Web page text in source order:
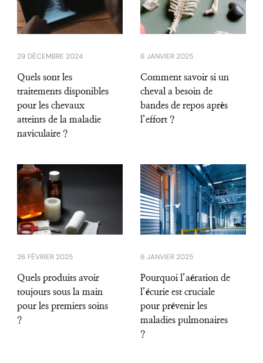
29 DÉCEMBRE 2024
Quels sont les
traitements disponibles
pour les chevaux
atteints de la maladie
naviculaire ?
6 JANVIER 2025
Comment savoir si un
cheval a besoin de
bandes de repos après
l’effort ?
26 FÉVRIER 2025
Quels produits avoir
toujours sous la main
pour les premiers soins
?
6 JANVIER 2025
Pourquoi l’aération de
l’écurie est cruciale
pour prévenir les
maladies pulmonaires
?